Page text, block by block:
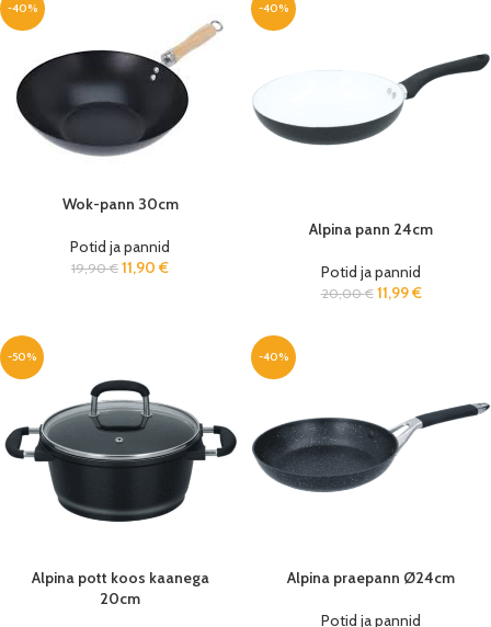
-40%
Wok-pann 30cm
Potid ja pannid
19,90€ 11,90 €
-40%
Alpina pann 24cm
Potid ja pannid
20,00€ 11,99€
-50%
Alpina pott koos kaanega
20cm
-40%
Alpina praepann Ø24cm
Potid ja pannid